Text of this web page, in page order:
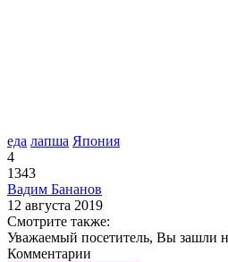
еда лапша Япония
4
1343
Вадим Бананов
12 августа 2019
Смотрите также:
Уважаемый посетитель, Вы зашли
Комментарии